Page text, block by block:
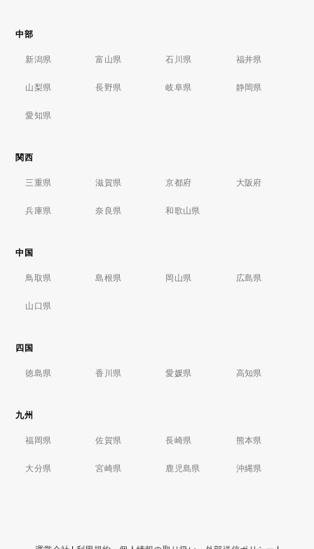
中部
新潟県 富山県 石川県 福井県
山梨県 長野県 岐阜県 静岡県
愛知県
関西
三重県 滋賀県 京都府 大阪府
兵庫県 奈良県 和歌山県
中国
鳥取県 島根県 岡山県 広島県
山口県
四国
徳島県 香川県 愛媛県 高知県
九州
福岡県 佐賀県 長崎県 熊本県
大分県 宮崎県 鹿児島県 沖縄県